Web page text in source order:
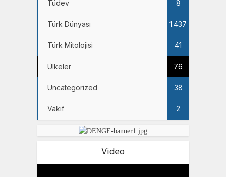
Tüdev 8
Türk Dünyası 1.437
Türk Mitolojisi 41
Ülkeler 76
Uncategorized 38
Vakıf 2
Video